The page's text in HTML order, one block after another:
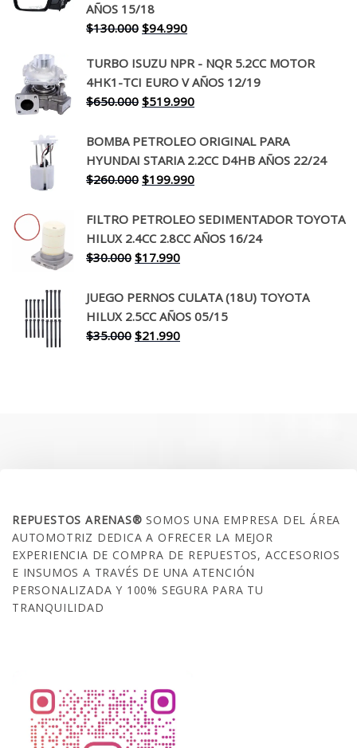
AÑOS 15/18
$130.000 El
original
era:
$130.000.
$94.990El
actual
es:
$94.990.
TURBO ISUZU NPR - NQR 5.2CC MOTOR
4HK1-TCI EURO V AÑOS 12/19
$650.000 El
original
era:
$650.000.
$519.990El
actual
es:
$519.990.
BOMBA PETROLEO ORIGINAL PARA
HYUNDAI STARIA 2.2CC D4HB AÑOS 22/24
$260.000 El
original
era:
$260.000.
$199.990El
actual
es:
FILTRO PETROLEO SEDIMENTADOR TOYOTA
HILUX 2.4CC 2.8CC AÑOS 16/24
$30.000 El
original
era:
$30.000.
$17.990El
actual
es:
$17.990.
JUEGO PERNOS CULATA (18U) TOYOTA
HILUX 2.5CC AÑOS 05/15
$35.000 El
$21.990El
REPUESTOS ARENAS®SOMOS UNA EMPRESA DEL ÁREA
AUTOMOTRIZ DEDICA A OFRECER LA MEJOR
EXPERIENCIA DE COMPRA DE REPUESTOS, ACCESORIOS
E INSUMOS A TRAVÉS DE UNA ATENCIÓN
PERSONALIZADA Y 100% SEGURA PARA TU
TRANQUILIDAD